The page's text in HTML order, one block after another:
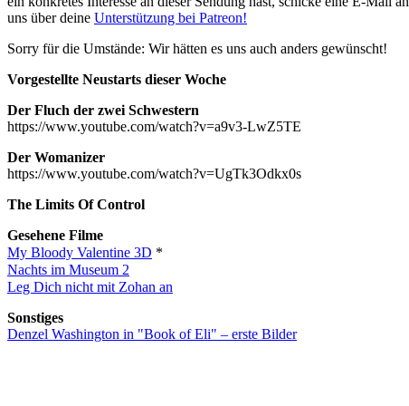
uns über deine Unterstützung bei Patreon!
Sorry für die Umstände: Wir hätten es uns auch anders gewünscht!
Vorgestellte Neustarts dieser Woche
Der Fluch der zwei Schwestern
https://www.youtube.com/watch?v=a9v3-LwZ5TE
Der Womanizer
https://www.youtube.com/watch?v=UgTk3Odkx0s
The Limits Of Control
Gesehene Filme
My Bloody Valentine 3D *
Nachts im Museum 2
Leg Dich nicht mit Zohan an
Sonstiges
Denzel Washington in "Book of Eli" – erste Bilder